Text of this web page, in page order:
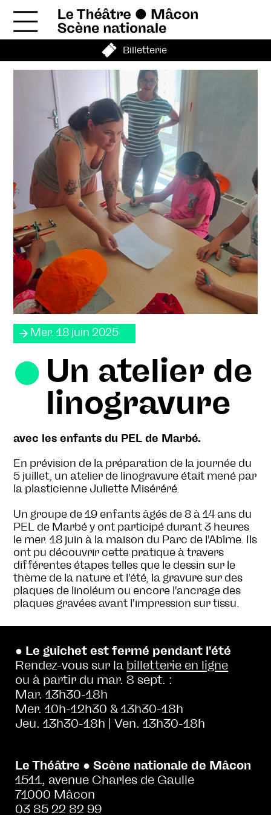
Billetterie
Mer. 18 juin 2025
Un atelier de
linogravure
avec les enfants du PEL de Marbé.
En prévision de la préparation de la journée du
5 juillet, un atelier de linogravure était mené par
la plasticienne Juliette Miséréré.
Un groupe de 19 enfants âgés de 8 à 14 ans du
PEL de Marbé y ont participé durant 3 heures
le mer. 18 juin à la maison du Parc de l'Abîme. Ils
ont pu découvrir cette pratique à travers
différentes étapes telles que le dessin sur le
thème de la nature et l'été, la gravure sur des
plaques de linoléum ou encore l'ancrage des
plaques gravées avant l'impression sur tissu.
● Le guichet est fermé pendant l'été
Rendez-vous sur la billetterie en ligne
ou à partir du mar. 8 sept. :
Mar. 13h30-18h
Mer. 10h-12h30 & 13h30-18h
Jeu. 13h30-18h | Ven. 13h30-18h
Le Théâtre ● Scène nationale de Mâcon
1511, avenue Charles de Gaulle
71000 Mâcon
03 85 22 82 99